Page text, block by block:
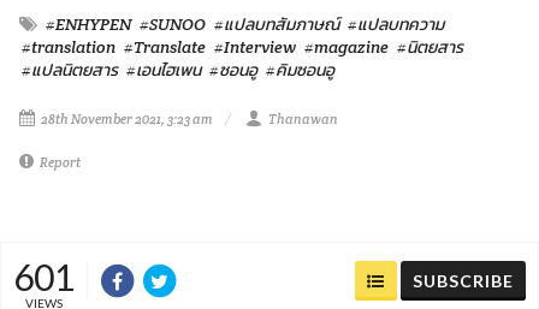
#ENHYPEN #SUNOO #แปลบทสัมภาษณ์ #แปลบทความ
#translation #Translate #Interview #magazine #นิตยสาร
#แปลนิตยสาร #เอนไฮเพน #ซอนอู #คิมซอนอู
28th November 2021, 3:23 am Thanawan
Report
601
VIEWS
SUBSCRIBE